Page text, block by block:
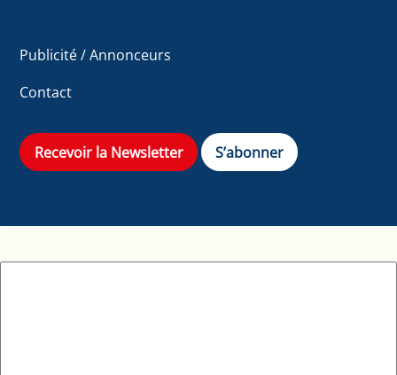
Publicité / Annonceurs
Contact
Recevoir la Newsletter S’abonner